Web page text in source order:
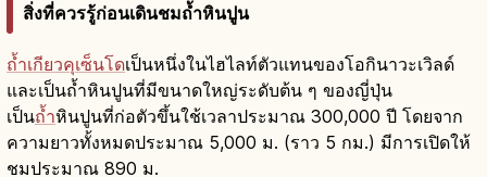
สิ่งที่ควรรู้ก่อนเดินชมถ้ำหินปูน
ถ้ำเกียวคุเซ็นโดเป็นหนึ่งในไฮไลท์ตัวแทนของโอกินาวะเวิลด์
และเป็นถ้ำหินปูนที่มีขนาดใหญ่ระดับต้น ๆ ของญี่ปุ่น
เป็นถ้ำหินปูนที่ก่อตัวขึ้นใช้เวลาประมาณ 300,000 ปี โดยจาก
ความยาวทั้งหมดประมาณ 5,000 ม. (ราว 5 กม.) มีการเปิดให้
ชมประมาณ 890 ม.